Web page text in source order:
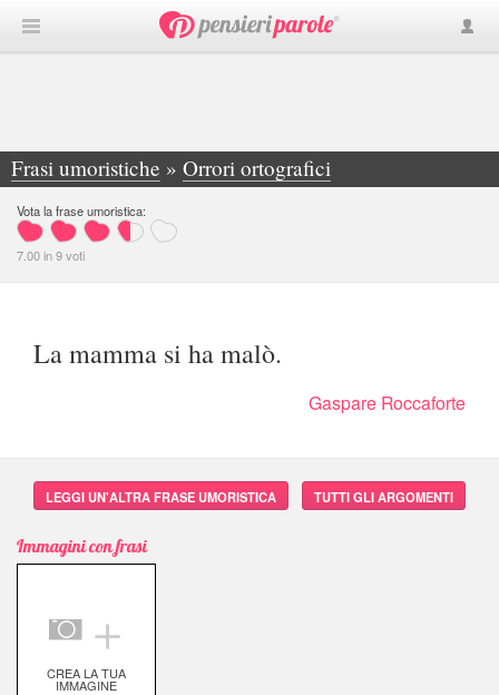
Frasi umoristiche » Orrori ortografici
»La mamma si ha malò. - Gaspare Roccaforte
Vota la frase umoristica:
7.00in9voti
La mamma si ha malò.
Gaspare Roccaforte
LEGGI UN'ALTRA FRASE UMORISTICA TUTTI GLI ARGOMENTI
Immagini con frasi
＋
CREA LA TUA
IMMAGINE